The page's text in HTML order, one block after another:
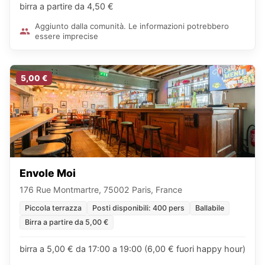
birra a partire da 4,50 €
Aggiunto dalla comunità. Le informazioni potrebbero
essere imprecise
5,00 €
Envole Moi
176 Rue Montmartre, 75002 Paris, France
Piccola terrazza Posti disponibili: 400 pers
Ballabile
Birra a partire da 5,00 €
birra a 5,00 € da 17:00 a 19:00 (6,00 € fuori happy hour)